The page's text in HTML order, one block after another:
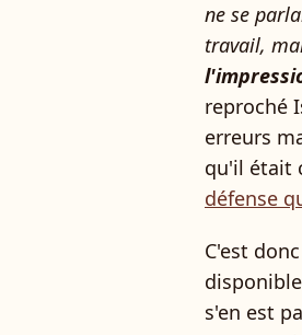
ne se
travail,
reproché
erreurs
qu'il était
défense
C'est
s'en est